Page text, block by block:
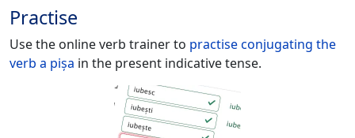
Practise
Use the online verb trainer to practise conjugating the
verb a pișa in the present indicative tense.